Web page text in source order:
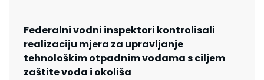
Federalni vodni inspektori kontrolisali
realizaciju mjera za upravljanje
tehnološkim otpadnim vodama s ciljem
zaštite voda i okoliša